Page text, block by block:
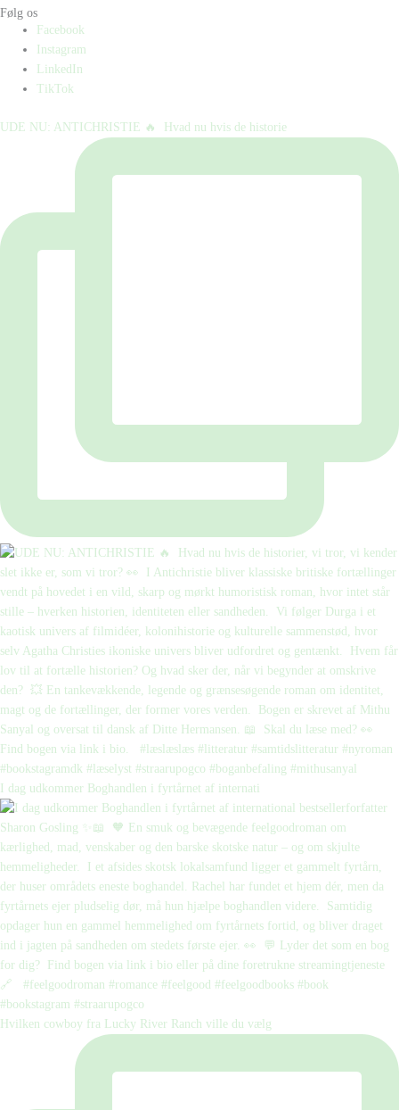
Følg os
Facebook
Instagram
LinkedIn
TikTok
UDE NU: ANTICHRISTIE 🔥⁠ ⁠ Hvad nu hvis de historie
I dag udkommer Boghandlen i fyrtårnet af internati
Hvilken cowboy fra Lucky River Ranch ville du vælg